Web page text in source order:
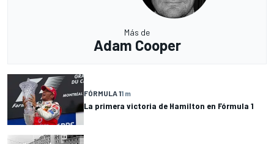
Más de
Adam Cooper
FÓRMULA 11 m
La primera victoria de Hamilton en Fórmula 1